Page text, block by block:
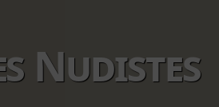
Nudistes